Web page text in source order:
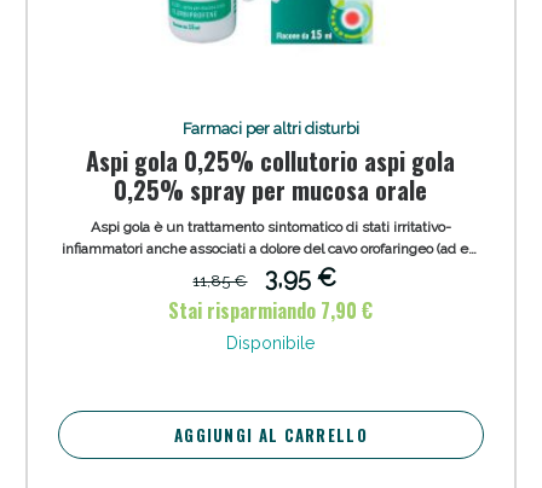
Farmaci per altri disturbi
Aspi gola 0,25% collutorio aspi gola
0,25% spray per mucosa orale
Aspi gola è un trattamento sintomatico di stati irritativo-
infiammatori anche associati a dolore del cavo orofaringeo (ad es.
gengiviti, stomatiti, faringiti), anche in conseguenza di terapia
dentaria conservativa o estrattiva.
11,85 €
3,95 €
Stai risparmiando 7,90 €
Disponibile
AGGIUNGI AL CARRELLO
Vie Urinarie e Prostata: Sconti fino al 45% oggi!